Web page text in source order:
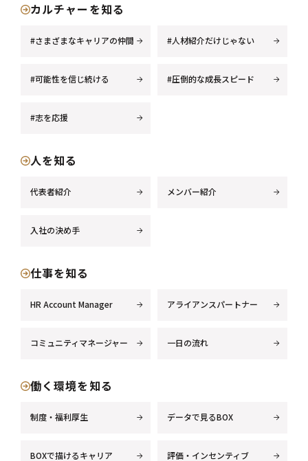
カルチャーを知る
#さまざまなキャリアの仲間 #人材紹介だけじゃない
#可能性を信じ続ける #圧倒的な成長スピード
#志を応援
人を知る
代表者紹介 メンバー紹介
入社の決め手
仕事を知る
HR Account Manager アライアンスパートナー
コミュニティマネージャー 一日の流れ
働く環境を知る
制度・福利厚生 データで見るBOX
BOXで描けるキャリア 評価・インセンティブ